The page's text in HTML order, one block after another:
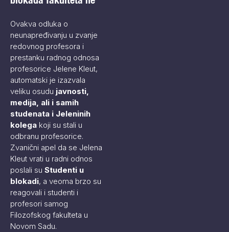
Ovakva odluka o
neunapređivanju u zvanje
redovnog profesora i
prestanku radnog odnosa
profesorice Jelene Kleut,
automatski je izazvala
veliku osudu javnosti,
medija, ali i samih
studenata i Jeleninih
kolega koji su stali u
odbranu profesorice.
Zvanični apel da se Jelena
Kleut vrati u radni odnos
poslali su Studenti u
blokadi, a veoma brzo su
reagovali i studenti i
profesori samog
Filozofskog fakulteta u
Novom Sadu.